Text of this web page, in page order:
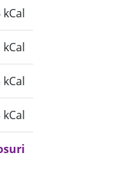
kCal
kCal
kCal